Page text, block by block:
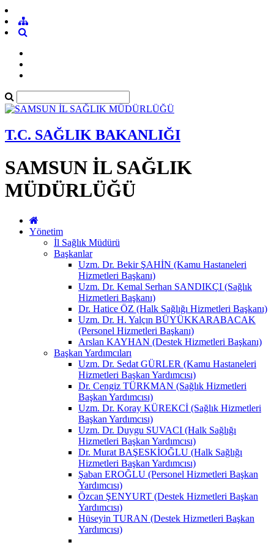
T.C. SAĞLIK BAKANLIĞI
SAMSUN İL SAĞLIK
MÜDÜRLÜĞÜ
Yönetim
İl Sağlık Müdürü
Başkanlar
Uzm. Dr. Bekir ŞAHİN (Kamu Hastaneleri
Hizmetleri Başkanı)
Uzm. Dr. Kemal Serhan SANDIKÇI (Sağlık
Hizmetleri Başkanı)
Dr. Hatice ÖZ (Halk Sağlığı Hizmetleri Başkanı)
Uzm. Dr. H. Yalçın BÜYÜKKARABACAK
(Personel Hizmetleri Başkanı)
Arslan KAYHAN (Destek Hizmetleri Başkanı)
Başkan Yardımcıları
Uzm. Dr. Sedat GÜRLER (Kamu Hastaneleri
Hizmetleri Başkan Yardımcısı)
Dr. Cengiz TÜRKMAN (Sağlık Hizmetleri
Başkan Yardımcısı)
Uzm. Dr. Koray KÜREKCİ (Sağlık Hizmetleri
Başkan Yardımcısı)
Uzm. Dr. Duygu SUVACI (Halk Sağlığı
Hizmetleri Başkan Yardımcısı)
Dr. Murat BAŞESKİOĞLU (Halk Sağlığı
Hizmetleri Başkan Yardımcısı)
Şaban EROĞLU (Personel Hizmetleri Başkan
Yardımcısı)
Özcan ŞENYURT (Destek Hizmetleri Başkan
Yardımcısı)
Hüseyin TURAN (Destek Hizmetleri Başkan
Yardımcısı)